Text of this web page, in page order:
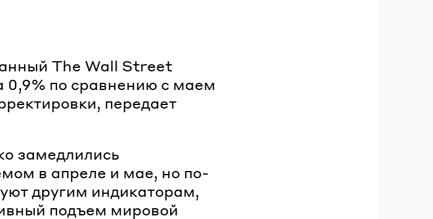
The Wall Street
0,9% по сравнению с маем
передает
замедлились
в апреле и мае, но по-
другим индикаторам,
подъем мировой